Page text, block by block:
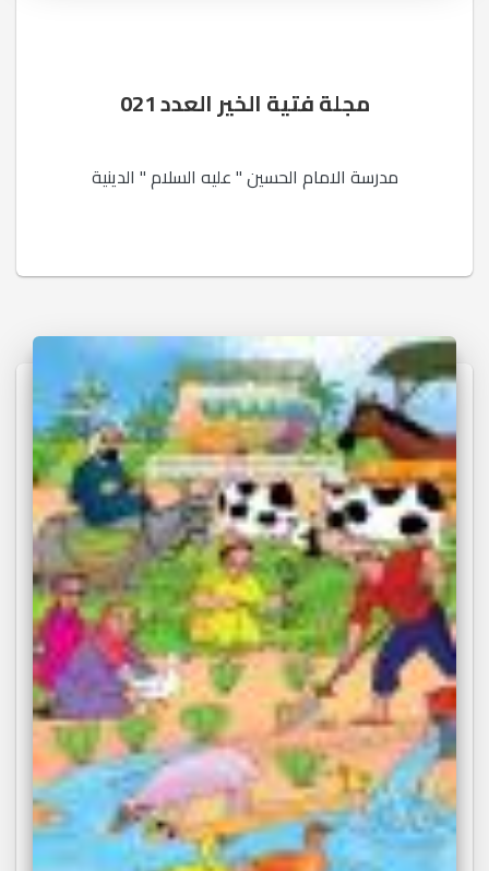
مجلة فتية الخير العدد 021
مدرسة الامام الحسين " عليه السلام " الدينية